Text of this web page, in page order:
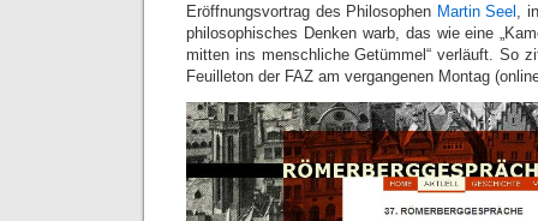
Eröffnungsvortrag des Philosophen Martin Seel ,
philosophisches Denken warb, das wie eine
mitten ins menschliche Getümmel“ verläuft. So
Feuilleton der FAZ am vergangenen Montag